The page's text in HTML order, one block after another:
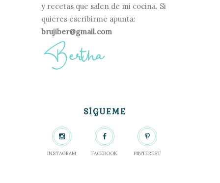
y recetas que salen de mi cocina. Si
quieres escribirme apunta:
brujiber@gmail.com
SÍGUEME
INSTAGRAM FACEBOOK PINTEREST